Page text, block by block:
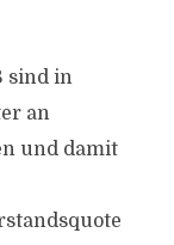
sind in
an
und damit